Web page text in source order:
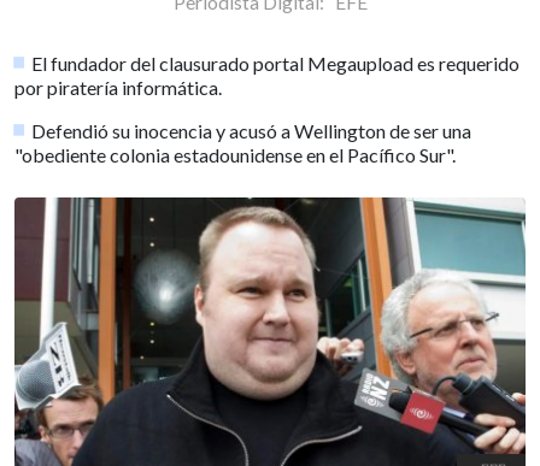
El fundador del clausurado portal Megaupload es requerido
por piratería informática.
Defendió su inocencia y acusó a Wellington de ser una
"obediente colonia estadounidense en el Pacífico Sur".